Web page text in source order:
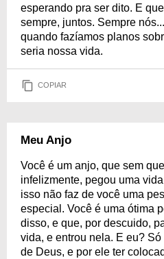
esperando pra ser dito. E
sempre, juntos. Sempre
quando fazíamos planos
seria nossa vida.
COPIAR
Meu Anjo
Você é um anjo, que sem
infelizmente, pegou uma
isso não faz de você uma
especial. Você é uma ótima
disso, e que, por descuido,
vida, e entrou nela. E eu?
de Deus, e por ele ter